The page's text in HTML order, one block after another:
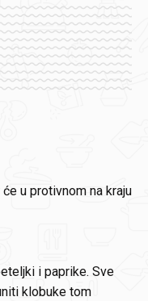
u protivnom na kraju
i paprike. Sve
klobuke tom